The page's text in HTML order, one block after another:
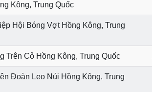
Kông, Trung Quốc
Hội Bóng Vợt Hồng Kông, Trung
Trên Cỏ Hồng Kông, Trung Quốc
Đoàn Leo Núi Hồng Kông, Trung